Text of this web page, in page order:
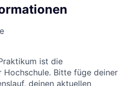
ist die
Hochschule. Bitte füge deiner
deinen aktuellen